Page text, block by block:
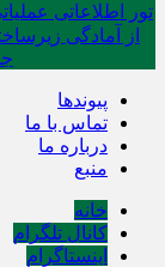
تور اطلاعاتی
از آمادگی
پیوندها
تماس با ما
درباره ما
منبع
خانه
کانال تلگرام
اینستاگرام